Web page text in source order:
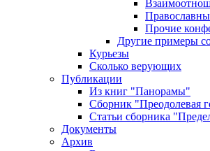
Прочие
Другие примеры
Курьезы
Сколько верующих
Публикации
Из книг "Панорамы"
Сборник "Преодолевая
Статьи сборника
Документы
Архив